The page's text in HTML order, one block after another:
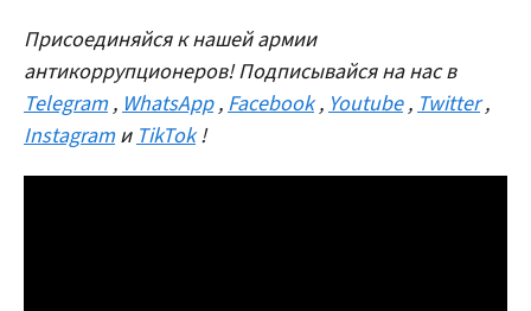
Присоединяйся к нашей армии
антикоррупционеров! Подписывайся на нас в
Telegram , WhatsApp , Facebook , Youtube , Twitter ,
Instagram и TikTok !